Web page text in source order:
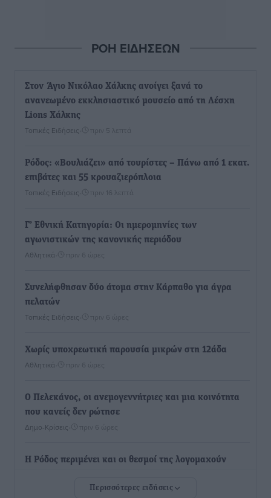
ΡΟΗ ΕΙΔΗΣΕΩΝ
Στον Άγιο Νικόλαο Χάλκης ανοίγει ξανά το
ανανεωμένο εκκλησιαστικό μουσείο από τη Λέσχη
Lions Χάλκης
Τοπικές Ειδήσεις πριν 5 λεπτά
Ρόδος: «Βουλιάζει» από τουρίστες – Πάνω από 1 εκατ.
επιβάτες και 55 κρουαζιερόπλοια
Τοπικές Ειδήσεις πριν 16 λεπτά
Γ’ Εθνική Κατηγορία: Οι ημερομηνίες των
αγωνιστικών της κανονικής περιόδου
Αθλητικά πριν 6 ώρες
Συνελήφθησαν δύο άτομα στην Κάρπαθο για άγρα
πελατών
Τοπικές Ειδήσεις πριν 6 ώρες
Χωρίς υποχρεωτική παρουσία μικρών στη 12άδα
Αθλητικά πριν 6 ώρες
Ο Πελεκάνος, οι ανεμογεννήτριες και μια κοινότητα
που κανείς δεν ρώτησε
Δημο-Κρίσεις πριν 6 ώρες
Η Ρόδος περιμένει και οι θεσμοί της λογομαχούν
Περισσότερες ειδήσεις